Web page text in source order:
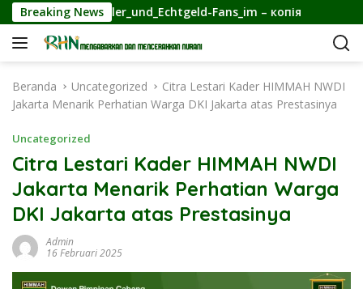
a
Breaking News Fans_im – копія
Beranda Uncategorized
Citra Lestari Kader HIMMAH NWDI
Jakarta Menarik Perhatian Warga DKI Jakarta atas Prestasinya
Uncategorized
Citra Lestari Kader HIMMAH NWDI
Jakarta Menarik Perhatian Warga
DKI Jakarta atas Prestasinya
Admin
16 Februari 2025